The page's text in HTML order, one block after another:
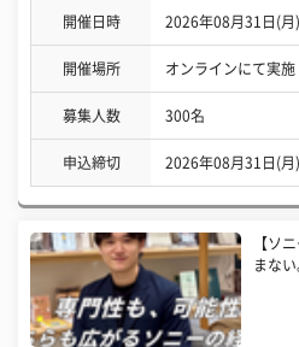
開催日時 2026年08月31日(月
開催場所 オンラインにて実施
募集人数 300名
申込締切 2026年08月31日(月
【ソ
まな